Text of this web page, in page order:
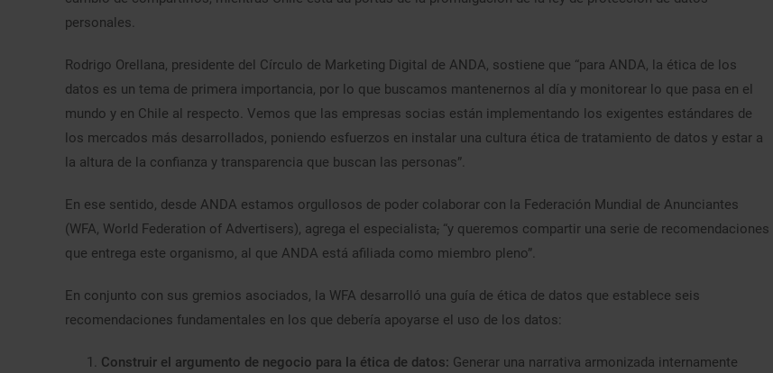
personales.
Rodrigo Orellana, presidente del Círculo de Marketing Digital de ANDA, sostiene que “para ANDA, la ética de los
datos es un tema de primera importancia, por lo que buscamos mantenernos al día y monitorear lo que pasa en el
mundo y en Chile al respecto. Vemos que las empresas socias están implementando los exigentes estándares de
los mercados más desarrollados, poniendo esfuerzos en instalar una cultura ética de tratamiento de datos y estar a
la altura de la confianza y transparencia que buscan las personas”.
En ese sentido, desde ANDA estamos orgullosos de poder colaborar con la Federación Mundial de Anunciantes
(WFA, World Federation of Advertisers), agrega el especialista, “y queremos compartir una serie de recomendaciones
que entrega este organismo, al que ANDA está afiliada como miembro pleno”.
En conjunto con sus gremios asociados, la WFA desarrolló una guía de ética de datos que establece seis
recomendaciones fundamentales en los que debería apoyarse el uso de los datos:
Construir el argumento de negocio para la ética de datos: Generar una narrativa armonizada internamente